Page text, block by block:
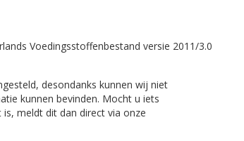
Voedingsstoffenbestand versie 2011/3.0
desondanks kunnen wij niet
kunnen bevinden. Mocht u iets
meldt dit dan direct via onze